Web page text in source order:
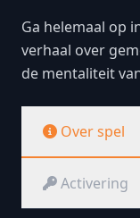
Ga helemaal op
verhaal over
de mentaliteit
Over spel
Activering